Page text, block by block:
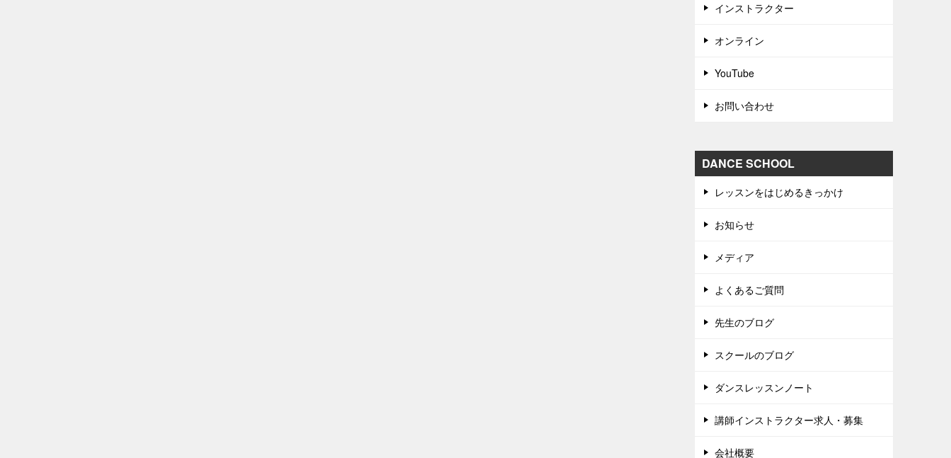
インストラクター
オンライン
YouTube
お問い合わせ
DANCE SCHOOL
レッスンをはじめるきっかけ
お知らせ
メディア
よくあるご質問
先生のブログ
スクールのブログ
ダンスレッスンノート
講師インストラクター求人・募集
会社概要